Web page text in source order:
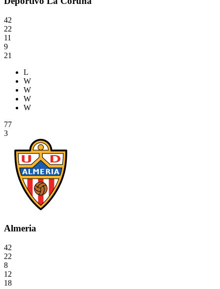
42
22
11
9
21
L
W
W
W
W
77
3
Almeria
42
22
8
12
18